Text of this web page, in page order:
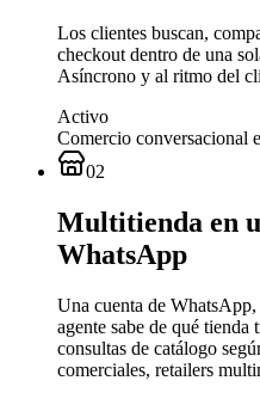
Los clientes buscan,
checkout dentro de una
Asíncrono y al ritmo del
Activo
Comercio conversacional
02
Multitienda en
WhatsApp
Una cuenta de
agente sabe de qué tienda
consultas de catálogo
comerciales, retailers